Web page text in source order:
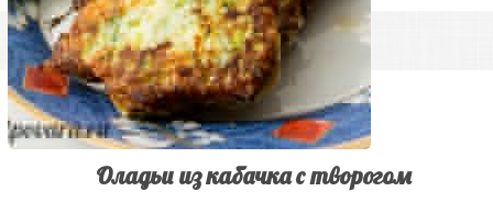
Оладьи из кабачка с творогом